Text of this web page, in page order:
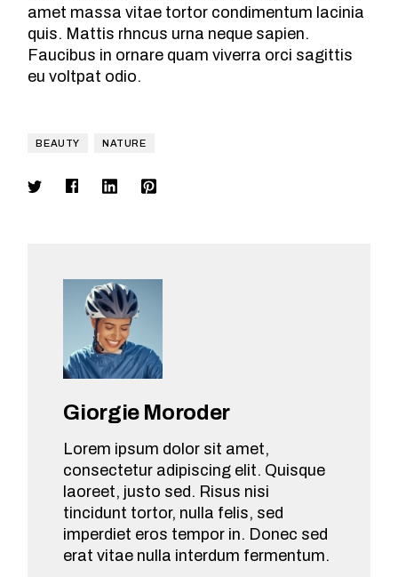
amet massa vitae tortor condimentum lacinia
quis. Mattis rhncus urna neque sapien.
Faucibus in ornare quam viverra orci sagittis
eu voltpat odio.
BEAUTY NATURE
Giorgie Moroder
Lorem ipsum dolor sit amet,
consectetur adipiscing elit. Quisque
laoreet, justo sed. Risus nisi
tincidunt tortor, nulla felis, sed
imperdiet eros tempor in. Donec sed
erat vitae nulla interdum fermentum.